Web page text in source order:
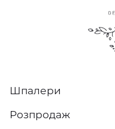
Royal Botanic
Шпалери
Розпродаж